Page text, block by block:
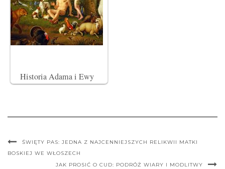
Historia Adama i Ewy
ŚWIĘTY PAS: JEDNA Z NAJCENNIEJSZYCH RELIKWII MATKI
BOSKIEJ WE WŁOSZECH
JAK PROSIĆ O CUD: PODRÓŻ WIARY I MODLITWY